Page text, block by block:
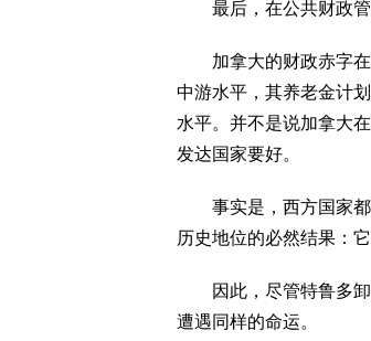
最后，在公共财政管
加拿大的财政赤字在
中游水平，其养老金计
水平。并不是说加拿大
发达国家要好。
事实是，西方国家都
历史地位的必然结果：
因此，尽管特鲁多卸
遭遇同样的命运。